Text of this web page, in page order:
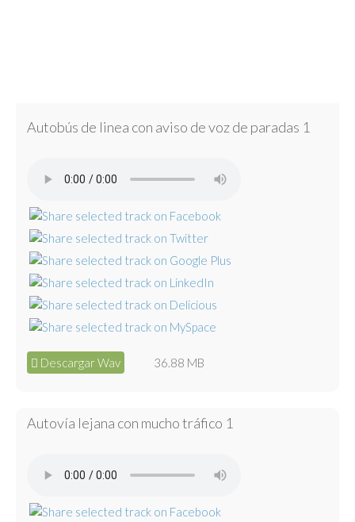
Autobús de linea con aviso de voz de paradas 1
Descargar Wav 36.88 MB
Autovía lejana con mucho tráfico 1